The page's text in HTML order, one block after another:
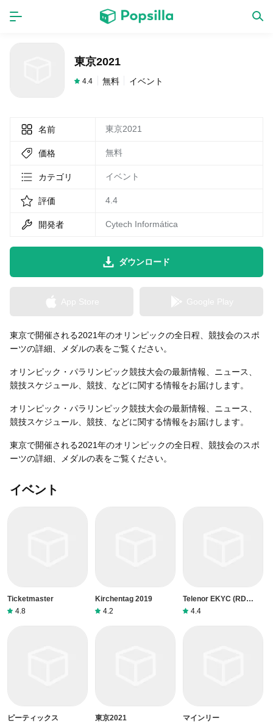
LINE無料スタンプ
無料猫ミーム
東京2021
4.4 無料 イベント
名前 東京2021
価格 無料
カテゴリ イベント
評価 4.4
開発者 Cytech Informática
ダウンロード
東京で開催される2021年のオリンピックの全日程、競技会のスポ
ーツの詳細、メダルの表をご覧ください。
オリンピック・パラリンピック競技大会の最新情報、ニュース、
競技スケジュール、競技、などに関する情報をお届けします。
オリンピック・パラリンピック競技大会の最新情報、ニュース、
競技スケジュール、競技、などに関する情報をお届けします。
東京で開催される2021年のオリンピックの全日程、競技会のスポ
ーツの詳細、メダルの表をご覧ください。
イベント
Ticketmaster
4.8
Kirchentag 2019
4.2
Telenor EKYC (RD
Service version 23)
4.4
ピーティックス
東京2021
マインリー